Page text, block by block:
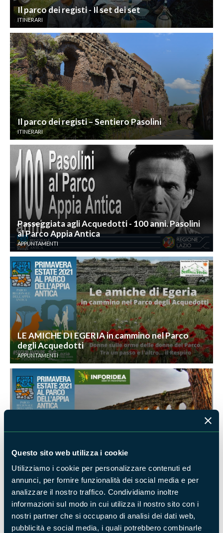
Questo sito web utilizza i cookie
Utilizziamo i cookie per personalizzare contenuti ed
annunci, per fornire funzionalità dei social media e per
analizzare il nostro traffico. Condividiamo inoltre
informazioni sul modo in cui utilizza il nostro sito con i
nostri partner che si occupano di analisi dei dati web,
pubblicità e social media, i quali potrebbero combinarle
Il parco dei registi - Il set dei set
ITINERARI
Il parco dei registi – Sentiero Pasolini
ITINERARI
Passeggiata agli Acquedotti - 100 anni. Pasolini
al Parco Appia Antica
APPUNTAMENTI
LE AMICHE DI EGERIA in cammino nel Parco
degli Acquedotti
APPUNTAMENTI
nel Parco degli Acquedotti
APPUNTAMENTI